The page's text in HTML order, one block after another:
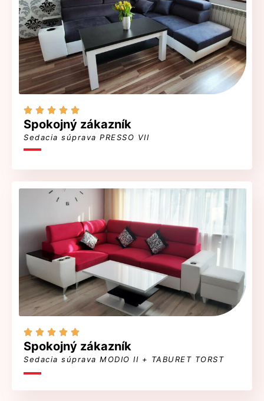
    
Spokojný zákazník
Sedacia súprava PRESSO VII
    
Spokojný zákazník
Sedacia súprava MODIO II + TABURET TORST